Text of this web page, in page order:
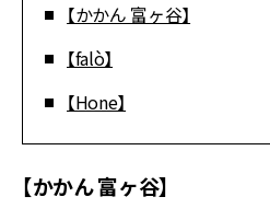
【かかん 富ヶ谷】
【falò】
【Hone】
【かかん 富ヶ谷】